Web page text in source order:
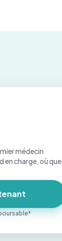
médecin
en charge, où que